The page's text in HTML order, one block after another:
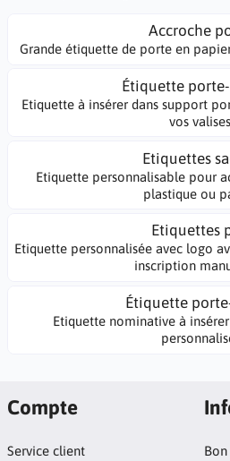
Accroche
Grande étiquette de porte en
Étiquette
Etiquette à insérer dans support
vos valises
Etiquettes
Etiquette personnalisable pour
plastique ou
Etiquettes
Etiquette personnalisée avec logo
inscription
Étiquette
Etiquette nominative à
Compte
Service client